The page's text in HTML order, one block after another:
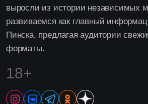
выросли из истории независимых
развиваемся как главный
Пинска, предлагая аудитории
форматы.
18+